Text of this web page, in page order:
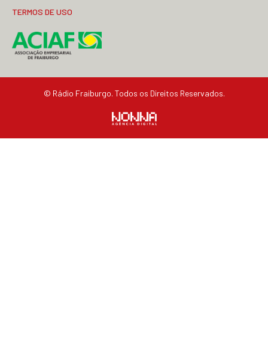
TERMOS DE USO
© Rádio Fraiburgo. Todos os Direitos Reservados.